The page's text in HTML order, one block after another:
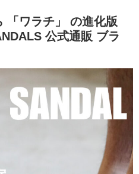
「ワラチ」 の進化版
公式通販 ブラ